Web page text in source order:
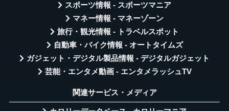
スポーツ情報 - スポーツマニア
マネー情報 - マネーゾーン
旅行・観光情報 - トラベルスポット
自動車・バイク情報 - オートタイムズ
ガジェット・デジタル製品情報 - デジタルガジェット
芸能・エンタメ動画 - エンタメラッシュTV
関連サービス・メディア